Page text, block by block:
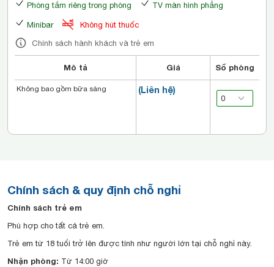
Phòng tắm riêng trong phòng TV màn hình phẳng
Minibar
Không hút thuốc
Chính sách hành khách và trẻ em
Mô tả Giá Số phòng
(Liên hệ)
Không bao gồm bữa sáng
Chính sách & quy định chỗ nghỉ
Chính sách trẻ em
Phù hợp cho tất cả trẻ em.
Trẻ em từ 18 tuổi trở lên được tính như người lớn tại chỗ nghỉ này.
Nhận phòng: Từ 14:00 giờ